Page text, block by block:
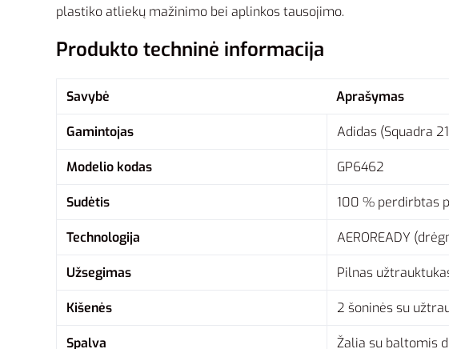
plastiko atliekų mažinimo bei aplinkos tausojimo.
Produkto techninė informacija
Savybė Aprašymas
Gamintojas Adidas (Squadra
Modelio kodas GP6462
Sudėtis 100 % perdirbtas
Technologija AEROREADY
Užsegimas Pilnas
Kišenės 2 šoninės su
Spalva Žalia su baltomis